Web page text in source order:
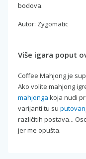
bodova.
Autor: Zygomatic
Više igara poput
Coffee Mahjong je
Ako volite mahjong
mahjonga koja nudi
varijanti tu su
različitih postava...
jer me opušta.